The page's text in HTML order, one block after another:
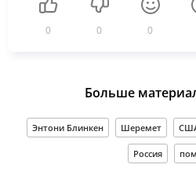
0 0 0
Больше
Энтони Блинкен Шеремет
Россия